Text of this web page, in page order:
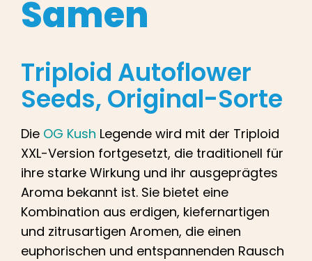
Deutsch
nach:
Samen
Triploid Autoflower
Seeds, Original-Sorte
Die OG Kush Legende wird mit der Triploid
XXL-Version fortgesetzt, die traditionell für
ihre starke Wirkung und ihr ausgeprägtes
Aroma bekannt ist. Sie bietet eine
Kombination aus erdigen, kiefernartigen
und zitrusartigen Aromen, die einen
euphorischen und entspannenden Rausch